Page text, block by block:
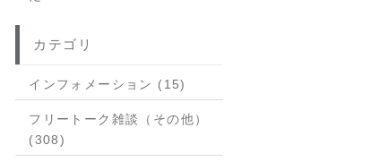
カテゴリ
インフォメーション (15)
フリートーク雑談（その他）
(308)